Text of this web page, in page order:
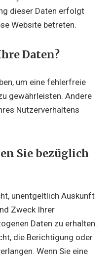
dieser Daten erfolgt
Website betreten.
Daten?
um eine fehlerfreie
gewährleisten. Andere
Nutzerverhaltens
Sie bezüglich
unentgeltlich Auskunft
Zweck Ihrer
Daten zu erhalten.
die Berichtigung oder
Wenn Sie eine